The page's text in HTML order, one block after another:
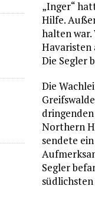
„Inger“
Hilfe.
halten
Havaristen
Die Segler
Die
Northern
sendete
Segler